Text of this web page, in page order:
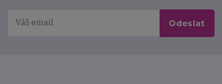
Odeslat